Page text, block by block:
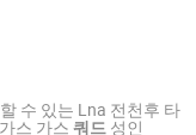
수 있는 Lna 전천후 타
스 가스 쿼드 성인